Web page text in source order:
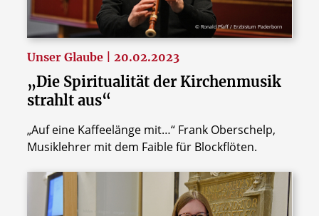
© Ronald Pfaff / Erzbistum Paderborn
Unser Glaube | 20.02.2023
„Die Spiritualität der Kirchenmusik
strahlt aus“
„Auf eine Kaffeelänge mit…“ Frank Oberschelp,
Musiklehrer mit dem Faible für Blockflöten.